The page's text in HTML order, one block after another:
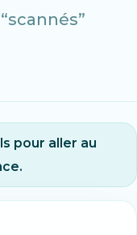
pour aller au